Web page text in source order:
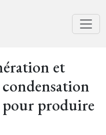
et
pour produire